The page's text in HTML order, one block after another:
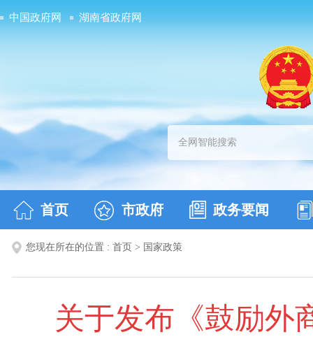
中国政府网 湖南省政府网
首页 市政府 政务要闻
您现在所在的位置 : 首页 > 国家政策
关于发布《鼓励外